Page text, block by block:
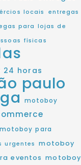
locais
entregas
para lojas de
físicas
24 horas
paulo
motoboy
motoboy para
urgentes
motoboy
eventos motoboy